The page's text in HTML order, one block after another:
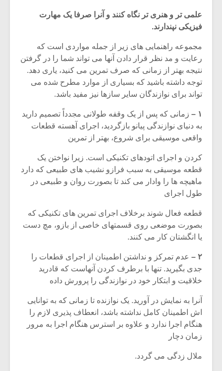
علمی تر و هنری تر نگاه کنند و آنرا صرفا یک مهارت
فیزیکی نپندارند.
مجموعه راهنمایی های زیر از جمله مواردی است که
رعایت و مد نظر قرار دادن آنها می تواند شما را در گرفتن
نتیجه بهتر از زمانی که صرف تمرین می کنید، یاری دهد.
توجه داشته باشید که بسیاری از موارد مطرح شده می
تواند برای نوازندگان سایر سازها نیز مفید باشد.
۱ –
زمانی که پس از یک وقفه طولانی مجدداً تصمیم دارید
به دنیای نوازندگی پیانو بازگردید، اجرای آهسته قطعات
واقعی موسیقی برای شروع، بهتر از تمرین
کردن و اجرای اتودهای تکنیکی است. زیرا نواختن یک
قطعه موسیقی به سبب فرازو نشیب های طبیعی که دارد
ماهیچه ها را وادار می کند تا بصورت روان و طبیعی در
طول اجرای
قطعه فعال شوند برخلاف اجرای تمرین های تکنیکی که
بصورت موضعی روی قسمتهای خاصی از بازو، مچ دست
یا انگشتان کار می کنند.
۲ –
عدم تمرکز و نداشتن اطمینان از اجرای قطعات را
جدی بگیرید. تنها با برطرف کردن آنهاست که قادرید
خلاقیت و ابتکار خود در نوازندگی را پرورش داده
آنرا به نمایش در آورید. یک نوازنده تا زمانی که به توانایی
اش اطمینان کامل نداشته باشد، انعطاف پذیری لازم را
هنگام اجرا ندارد و علاوه بر استرس هنگام اجرا به مرور
زمان دچار
ملال زدگی می گردد.
شیش و نیم»
مشهورترین باشی،
بدنام ترین باش
موسیقی
برگزار